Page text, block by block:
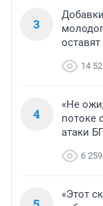
3
14
4
«Не
потоке
атаки
6 259
«Этот